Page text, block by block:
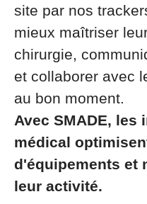
site par nos
mieux maîtriser
chirurgie,
et collaborer avec
au bon moment.
Avec SMADE, les
médical
d'équipements et
leur activité.